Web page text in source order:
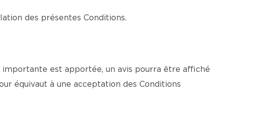
des présentes Conditions.
est apportée, un avis pourra être affiché
équivaut à une acceptation des Conditions